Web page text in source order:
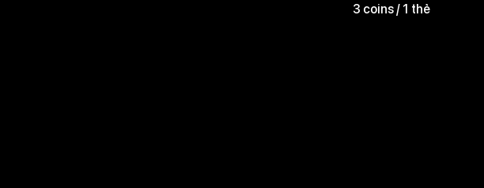
3 coins / 1 thẻ